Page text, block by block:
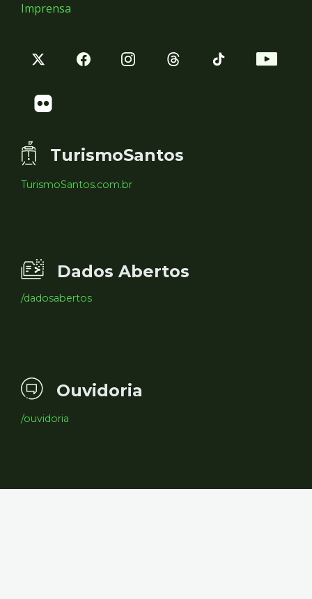
Imprensa
TurismoSantos
TurismoSantos.com.br
Dados Abertos
/dadosabertos
Ouvidoria
/ouvidoria